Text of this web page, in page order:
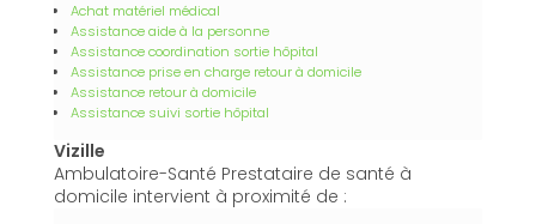
Achat matériel médical
Assistance aide à la personne
Assistance coordination sortie hôpital
Assistance prise en charge retour à domicile
Assistance retour à domicile
Assistance suivi sortie hôpital
Vizille
Ambulatoire-Santé Prestataire de santé à
domicile intervient à proximité de :